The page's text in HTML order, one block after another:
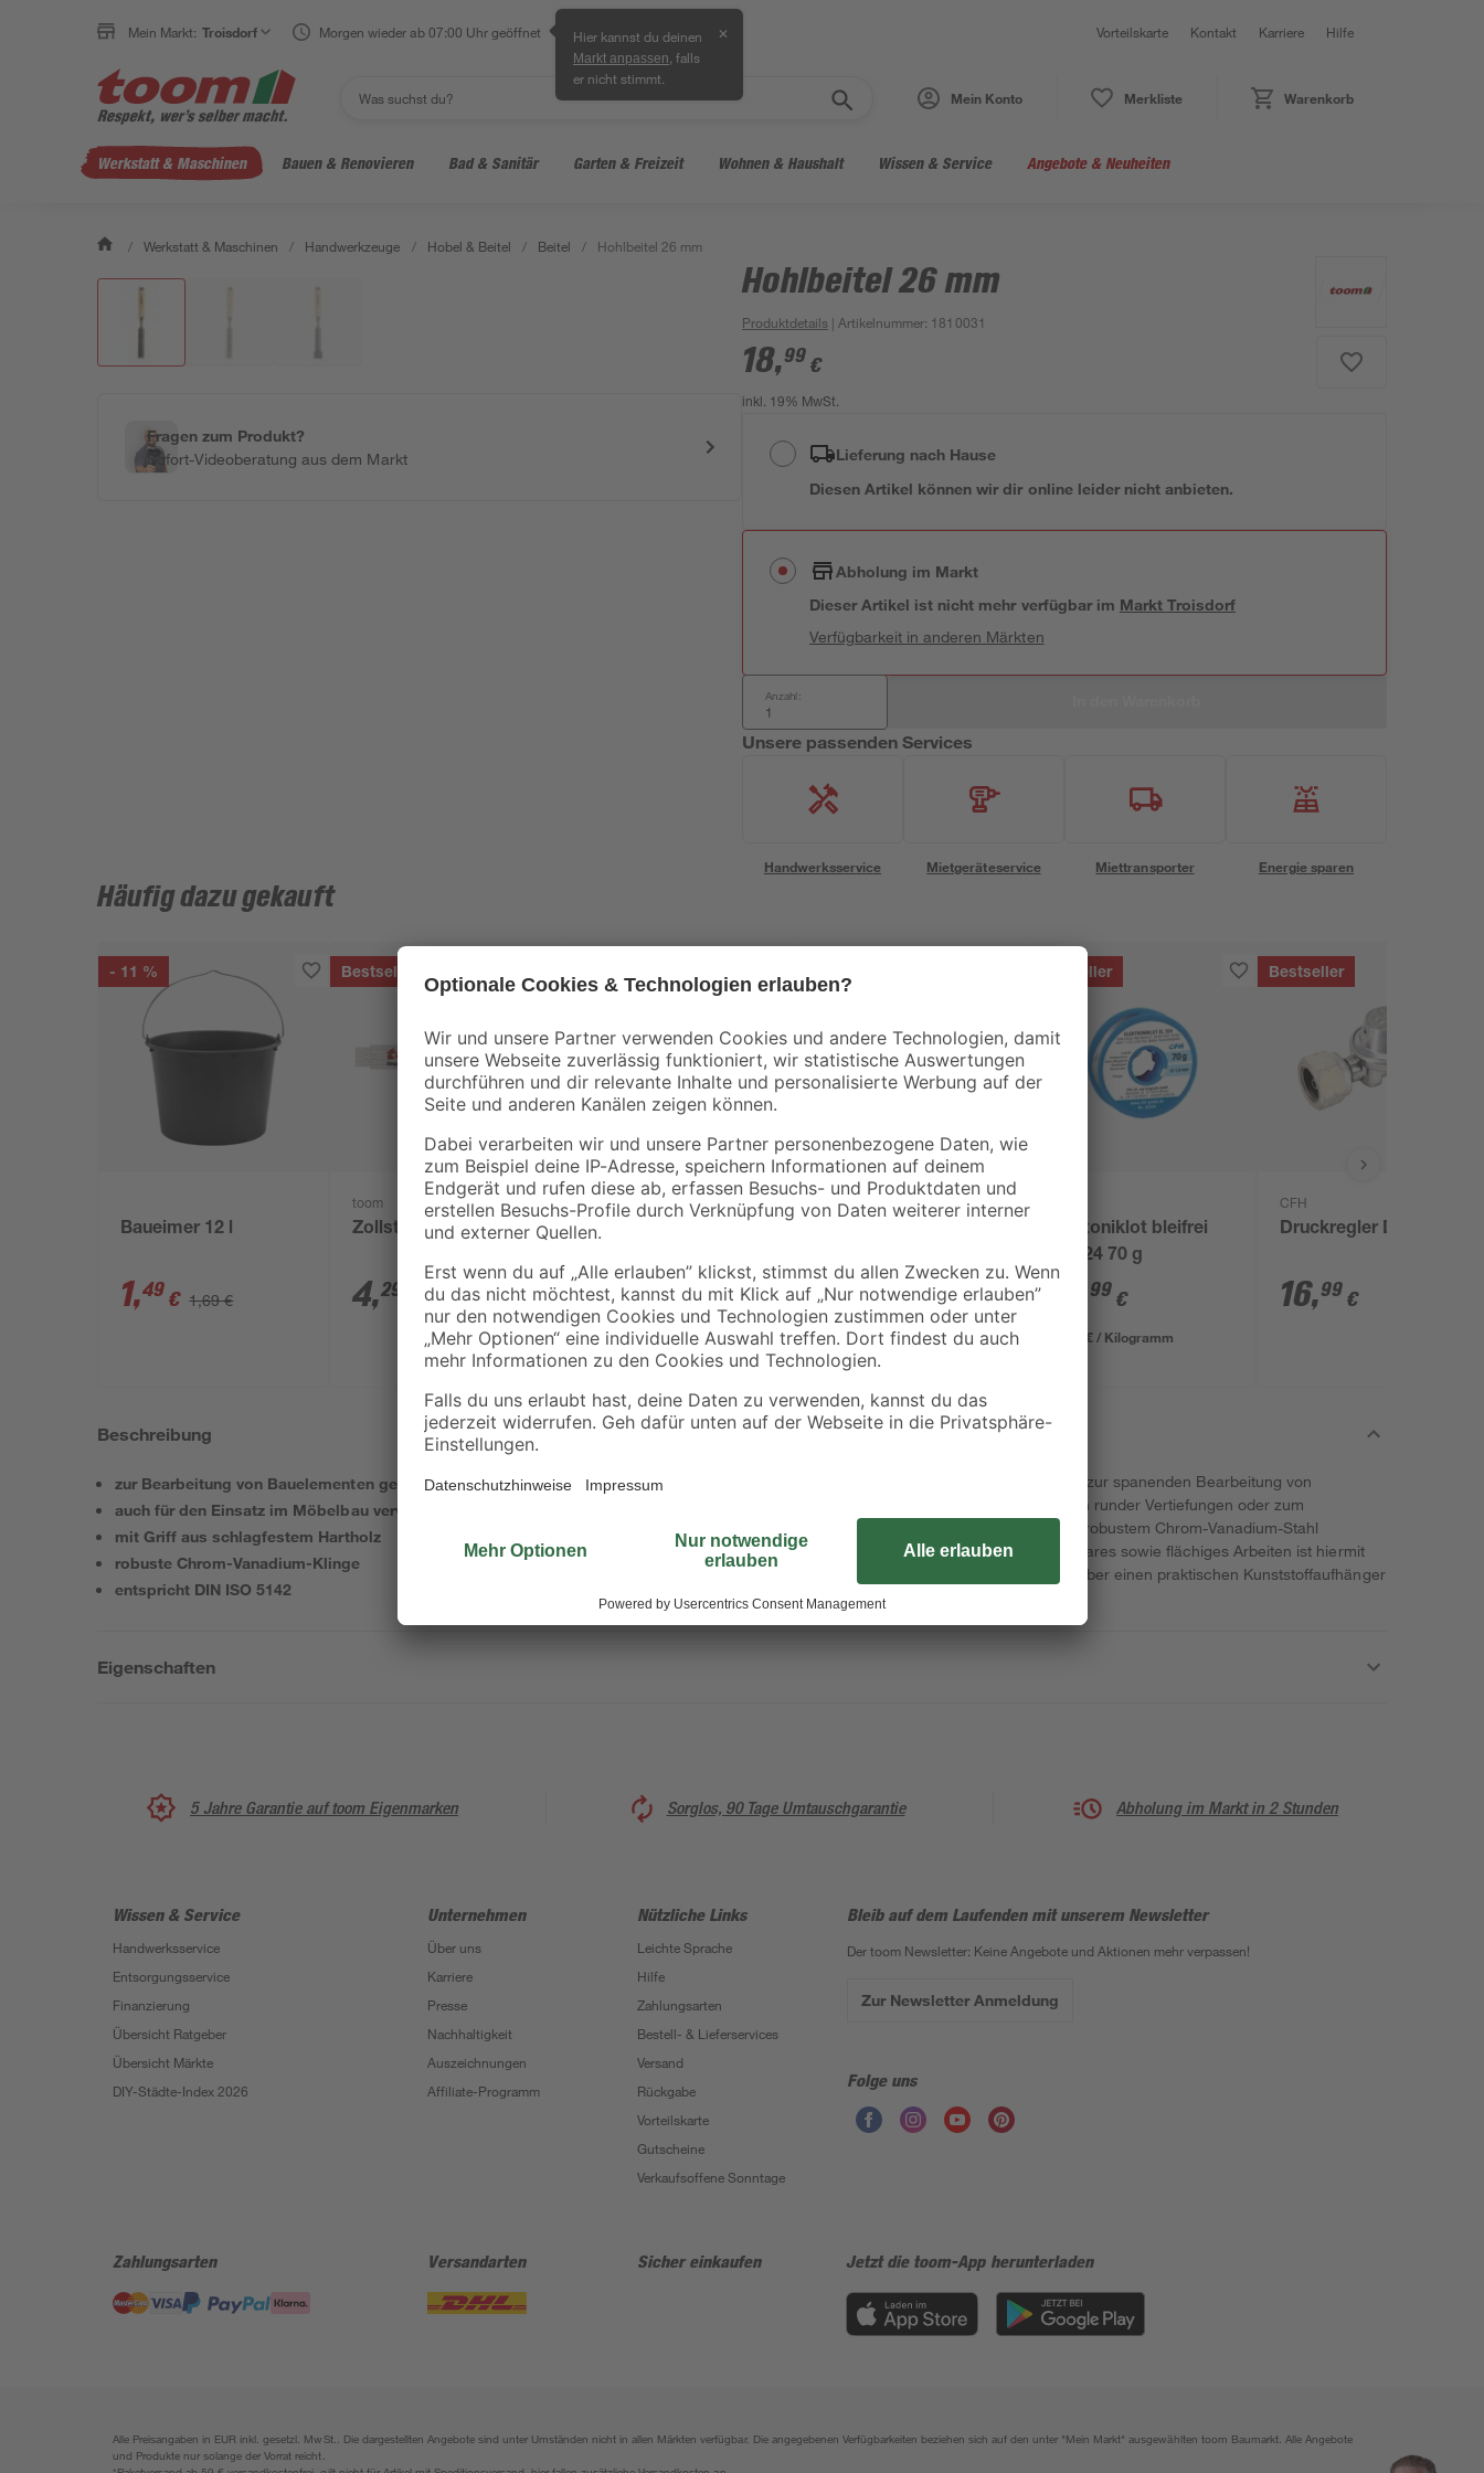
Mein Markt: Troisdorf Morgen wieder ab 07:00 Uhr geöffnet Hier kannst du deinen
Markt anpassen , falls
er nicht stimmt.
✕ Vorteilskarte Kontakt Karriere Hilfe
Mein Konto Merkliste Warenkorb
Werkstatt & Maschinen Bauen & Renovieren Bad & Sanitär Garten & Freizeit Wohnen & Haushalt Wissen & Service Angebote & Neuheiten
/ Werkstatt & Maschinen / Handwerkzeuge / Hobel & Beitel / Beitel / Hohlbeitel 26 mm
Fragen zum Produkt?
Sofort-Videoberatung aus dem Markt
Hohlbeitel 26 mm
Produktdetails | Artikelnummer: 1810031
18,99 €
inkl. 19% MwSt.
Lieferung nach Hause
Diesen Artikel können wir dir online leider nicht anbieten.
Abholung im Markt
Dieser Artikel ist nicht mehr verfügbar im Markt Troisdorf
Verfügbarkeit in anderen Märkten
Anzahl:
Unsere passenden Services
Handwerksservice Mietgeräteservice Miettransporter Energie sparen
Häufig dazu gekauft
- 11 %
Baueimer 12 l
1,49 € 1,69 €
Bestseller
toom
Zollstock Holz 2 m
4,29
Bestseller
toom
Einweg-Maler-Overall,
6, 49€
Bestseller
B1
transparent 4 x 5 m
0,06€/ m²
1,29 € / Pack
Bestseller
Elektoniklot bleifrei
EL 324 70 g
99 €
19,93 € / Kilogramm
Bestseller
CFH
Druckregler DR 114
16,99 €
Beschreibung
zur Bearbeitung von Bauelementen geeignet
auch für den Einsatz im Möbelbau verwendbar
mit Griff aus schlagfestem Hartholz
robuste Chrom-Vanadium-Klinge
entspricht DIN ISO 5142
Nutze diesen GS-geprüften Hohlbeitel von toom zur spanenden Bearbeitung von
Holzelementen. Insbesondere zum Nachstechen runder Vertiefungen oder zum
Ausarbeiten von Hohlkehlen eignet sich die aus robustem Chrom-Vanadium-Stahl
gefertigte, halbkreisförmige Klinge. Auch ein lineares sowie flächiges Arbeiten ist hiermit
möglich. Das helle Holzheft des Beitels verfügt über einen praktischen Kunststoffaufhänger
zur platzsparenden Aufbewahrung.
Eigenschaften
5 Jahre Garantie auf toom Eigenmarken Sorglos, 90 Tage Umtauschgarantie Abholung im Markt in 2 Stunden
Wissen & Service
Handwerksservice
Entsorgungsservice
Finanzierung
Übersicht Ratgeber
Übersicht Märkte
DIY-Städte-Index 2026
Unternehmen
Über uns
Karriere
Presse
Nachhaltigkeit
Auszeichnungen
Affiliate-Programm
Nützliche Links
Leichte Sprache
Hilfe
Zahlungsarten
Bestell- & Lieferservices
Versand
Rückgabe
Vorteilskarte
Gutscheine
Verkaufsoffene Sonntage
Bleib auf dem Laufenden mit unserem Newsletter
Der toom Newsletter: Keine Angebote und Aktionen mehr verpassen!
Zur Newsletter Anmeldung
Folge uns
Zahlungsarten Versandarten Sicher einkaufen Jetzt die toom-App herunterladen
Alle Preisangaben in EUR inkl. gesetzl. MwSt.. Die dargestellten Angebote sind unter Umständen nicht in allen Märkten verfügbar. Die angegebenen Verfügbarkeiten beziehen sich auf den unter "Mein Markt" ausgewählten toom Baumarkt. Alle Angebote
und Produkte nur solange der Vorrat reicht.